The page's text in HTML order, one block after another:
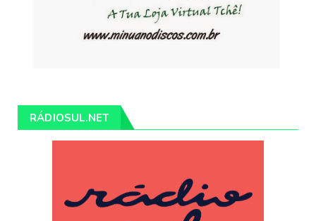
RÁDIOSUL.NET